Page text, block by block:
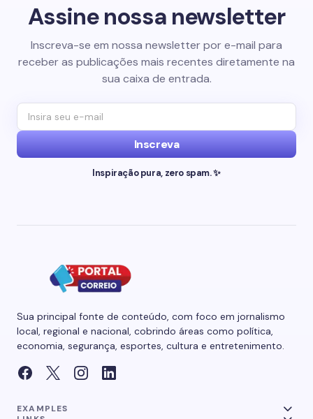
Assine nossa newsletter
Inscreva-se em nossa newsletter por e-mail para
receber as publicações mais recentes diretamente na
sua caixa de entrada.
Inscreva
Inspiração pura, zero spam. ✨
Sua principal fonte de conteúdo, com foco em jornalismo
local, regional e nacional, cobrindo áreas como política,
economia, segurança, esportes, cultura e entretenimento.
EXAMPLES